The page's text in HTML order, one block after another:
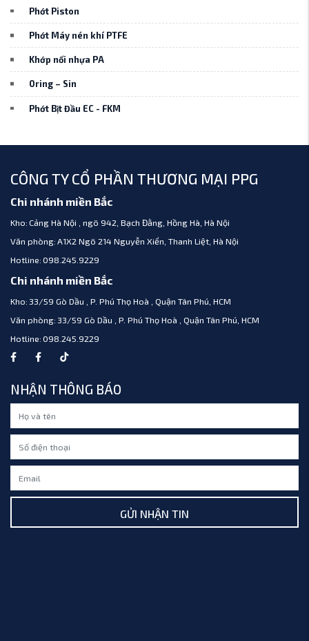
Phớt Piston
Phớt Máy nén khí PTFE
Khớp nối nhựa PA
Oring – Sin
Phớt Bịt Đầu EC - FKM
CÔNG TY CỔ PHẦN THƯƠNG MẠI PPG
Chi nhánh miền Bắc
Kho: Cảng Hà Nội , ngõ 942, Bạch Đằng, Hồng Hà, Hà Nội
Văn phòng: A1X2 Ngõ 214 Nguyễn Xiển, Thanh Liệt, Hà Nội
Hotline: 098.245.9229
Chi nhánh miền Bắc
Kho: 33/59 Gò Dầu , P. Phú Thọ Hoà , Quận Tân Phú, HCM
Văn phòng: 33/59 Gò Dầu , P. Phú Thọ Hoà , Quận Tân Phú, HCM
Hotline: 098.245.9229
NHẬN THÔNG BÁO
GỬI NHẬN TIN